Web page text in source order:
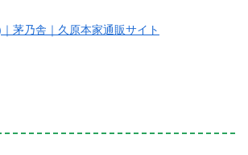
茅乃舎｜久原本家通販サイト